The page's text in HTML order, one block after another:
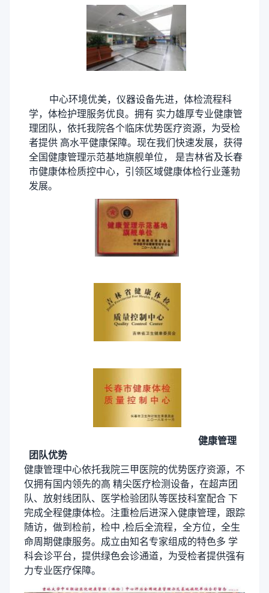
中心环境优美，仪器设备先进，体检流程科
学，体检护理服务优良。拥有 实力雄厚专业健康管
理团队，依托我院各个临床优势医疗资源，为受检
者提供 高水平健康保障。现在我们快速发展，获得
全国健康管理示范基地旗舰单位， 是吉林省及长春
市健康体检质控中心，引领区域健康体检行业蓬勃
发展。
健康管理
团队优势
健康管理中心依托我院三甲医院的优势医疗资源，不
仅拥有国内领先的高 精尖医疗检测设备，在超声团
队、放射线团队、医学检验团队等医技科室配合下
完成全程健康体检。注重检后进深入健康管理，跟踪
随访，做到检前，检中 ,检后全流程，全方位，全生
命周期健康服务。成立由知名专家组成的特色多 学
科会诊平台，提供绿色会诊通道，为受检者提供强有
力专业医疗保障。